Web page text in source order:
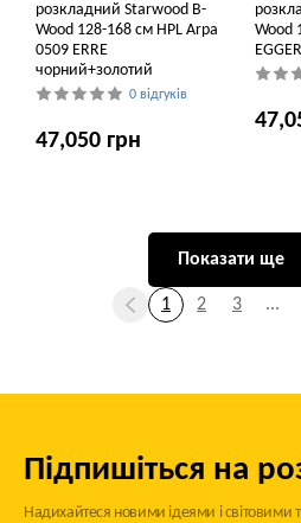
розкладний Starwood B-
Wood 128-168 см HPL Arpa
0509 ERRE
чорний+золотий
0 відгуків
47,050 грн
Wood
Показати ще
1 2 3 ...
Підпишіться на
Надихайтеся новими ідеями і світовими